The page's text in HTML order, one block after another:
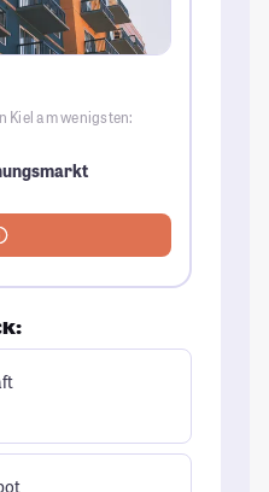
Kiel am wenigsten: